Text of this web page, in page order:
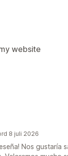
website
8 juli 2026
Nos gustaría